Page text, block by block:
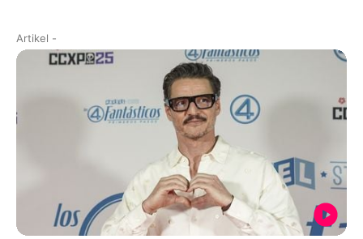
Artikel -